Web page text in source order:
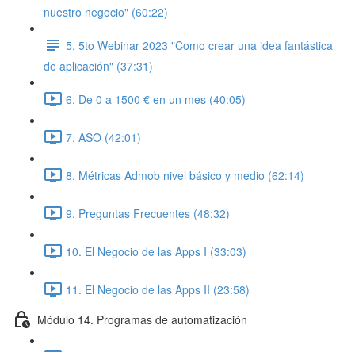
nuestro negocio" (60:22)
5. 5to Webinar 2023 "Como crear una idea fantástica
de aplicación" (37:31)
6. De 0 a 1500 € en un mes (40:05)
7. ASO (42:01)
8. Métricas Admob nivel básico y medio (62:14)
9. Preguntas Frecuentes (48:32)
10. El Negocio de las Apps I (33:03)
11. El Negocio de las Apps II (23:58)
Módulo 14. Programas de automatización